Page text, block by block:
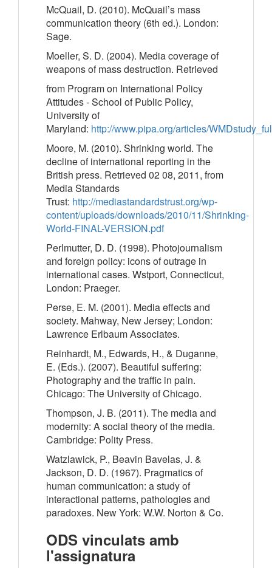
McQuail, D. (2010). McQuail’s mass
communication theory (6th ed.). London:
Sage.
Moeller, S. D. (2004). Media coverage of
weapons of mass destruction. Retrieved
from Program on International Policy
Attitudes - School of Public Policy,
University of
Maryland: http://www.pipa.org/articles/
Moore, M. (2010). Shrinking world. The
decline of international reporting in the
British press. Retrieved 02 08, 2011, from
Media Standards
Trust: http://mediastandardstrust.org/wp-
content/uploads/downloads/2010/11/Shrinking-
World-FINAL-VERSION.pdf
Perlmutter, D. D. (1998). Photojournalism
and foreign policy: icons of outrage in
international cases. Wstport, Connecticut,
London: Praeger.
Perse, E. M. (2001). Media effects and
society. Mahway, New Jersey; London:
Lawrence Erlbaum Associates.
Reinhardt, M., Edwards, H., & Duganne,
E. (Eds.). (2007). Beautiful suffering:
Photography and the traffic in pain.
Chicago: The University of Chicago.
Thompson, J. B. (2011). The media and
modernity: A social theory of the media.
Cambridge: Polity Press.
Watzlawick, P., Beavin Bavelas, J. &
Jackson, D. D. (1967). Pragmatics of
human communication: a study of
interactional patterns, pathologies and
paradoxes. New York: W.W. Norton & Co.
ODS vinculats amb
l'assignatura